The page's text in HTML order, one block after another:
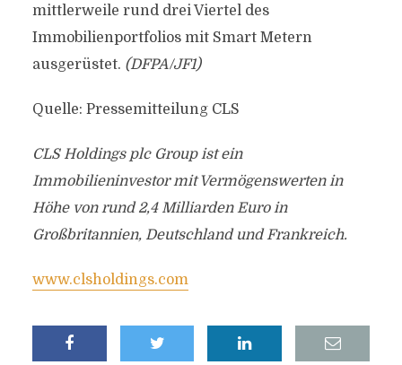
mittlerweile rund drei Viertel des
Immobilienportfolios mit Smart Metern
ausgerüstet. (DFPA/JF1)
Quelle: Pressemitteilung CLS
CLS Holdings plc Group ist ein
Immobilieninvestor mit Vermögenswerten in
Höhe von rund 2,4 Milliarden Euro in
Großbritannien, Deutschland und Frankreich.
www.clsholdings.com